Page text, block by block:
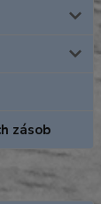
zásob